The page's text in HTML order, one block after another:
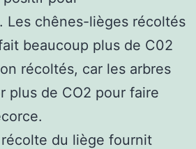
Les chênes-lièges récoltés
beaucoup plus de C02
récoltés, car les arbres
plus de CO2 pour faire
récolte du liège fournit